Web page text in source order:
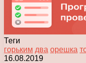
Теги
горьким два орешка
16.08.2019